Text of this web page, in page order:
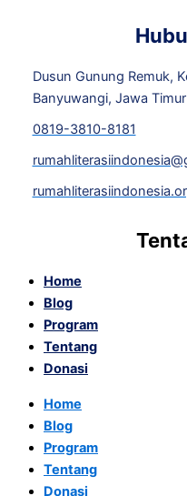
Dusun Gunung Remuk,
Banyuwangi, Jawa
0819-3810-8181
Home
Blog
Program
Tentang
Donasi
Home
Blog
Program
Tentang
Donasi